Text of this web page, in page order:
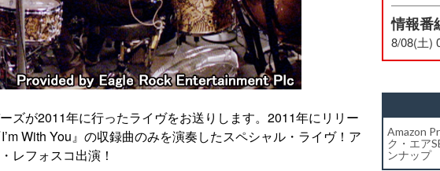
ズが2011年に行ったライヴをお送りします。2011年にリリー
With You』の収録曲のみを演奏したスペシャル・ライヴ！ア
レフォスコ出演！
情報番
8/08(土)
Amazon
ク・エア
ンナップ